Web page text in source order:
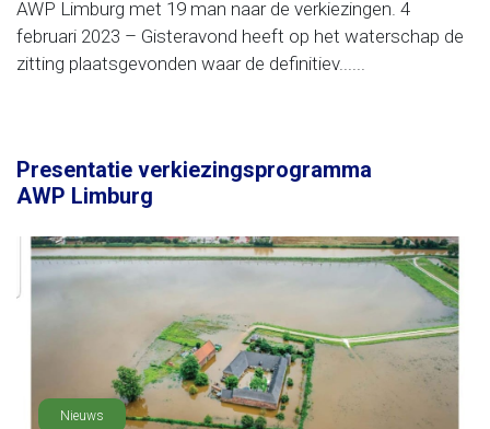
AWP Limburg met 19 man naar de verkiezingen. 4
februari 2023 – Gisteravond heeft op het waterschap de
zitting plaatsgevonden waar de definitiev......
Presentatie verkiezingsprogramma
AWP Limburg
Nieuws